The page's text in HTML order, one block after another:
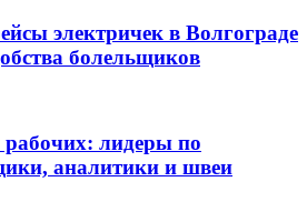
электричек в Волгограде
болельщиков
рабочих: лидеры по
аналитики и швеи